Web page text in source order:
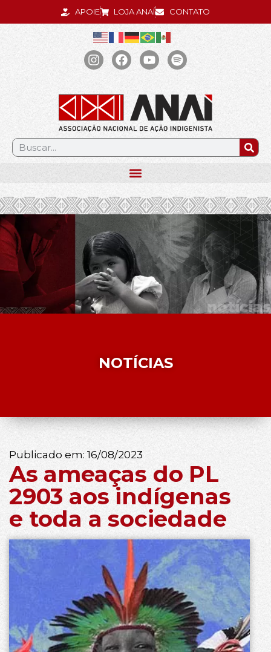
APOIE LOJA ANAÍ CONTATO
.
NOTÍCIAS
Publicado em:16/08/2023
As ameaças do PL
2903 aos indígenas
e toda a sociedade